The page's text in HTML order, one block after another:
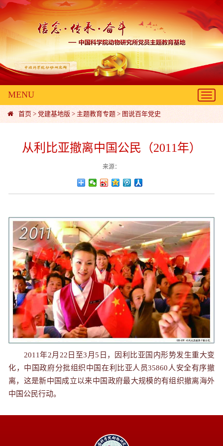
MENU
首页 > 党建基地版 > 主题教育专题 > 图说百年党史
从利比亚撤离中国公民（2011年）
来源：
2011年2月22日至3月5日，因利比亚国内形势发生重大变
化，中国政府分批组织中国在利比亚人员35860人安全有序撤
离，这是新中国成立以来中国政府最大规模的有组织撤离海外
中国公民行动。